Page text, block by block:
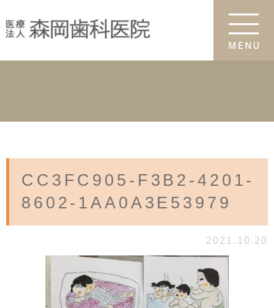
CC3FC905-F3B2-4201-
8602-1AA0A3E53979
2021.10.20